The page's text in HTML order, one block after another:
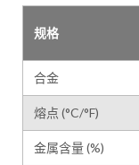
规格
合金
熔点 (°C/°F)
金属含量 (%)